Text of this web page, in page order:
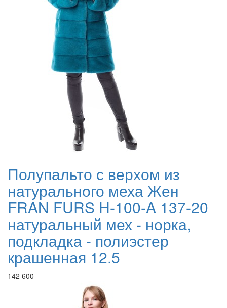
Полупальто с верхом из
натурального меха Жен
FRAN FURS H-100-A 137-20
натуральный мех - норка,
подкладка - полиэстер
крашенная 12.5
142 600